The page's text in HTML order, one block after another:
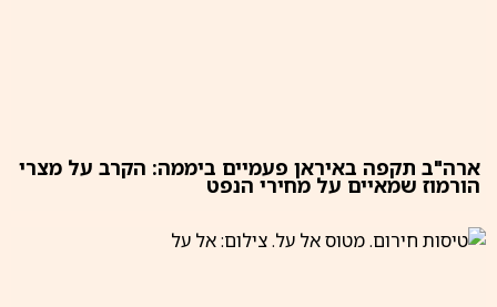
ארה"ב תקפה באיראן פעמיים ביממה: הקרב על מצרי
הורמוז שמאיים על מחירי הנפט